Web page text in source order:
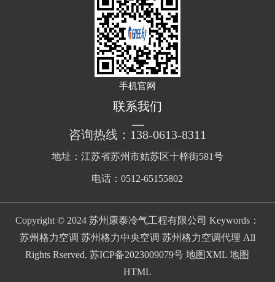
手机官网
联系我们
咨询热线：138-0613-8311
地址：江苏省苏州市姑苏区十梓街581号
电话：0512-65155802
Copyright © 2024 苏州康泰冷气工程有限公司 Keywords：
苏州格力空调 苏州格力中央空调 苏州格力空调代理 All
Rights Rserved.苏ICP备2023009079号 地图XML 地图
HTML